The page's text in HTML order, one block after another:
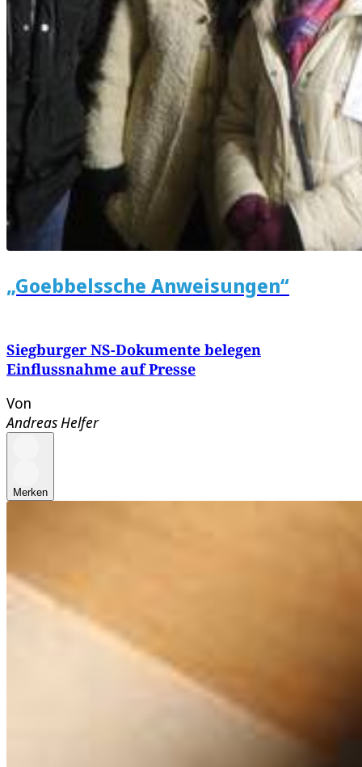
„Goebbelssche Anweisungen“
Siegburger NS-Dokumente belegen
Einflussnahme auf Presse
Von
Andreas Helfer
Merken